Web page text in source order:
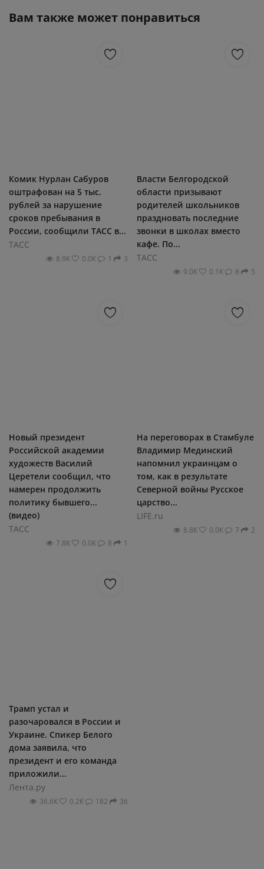
Вам также может понравиться
Комик Нурлан Сабуров
оштрафован на 5 тыс.
рублей за нарушение
сроков пребывания в
России, сообщили ТАСС в...
ТАСС
8.9К 0.0К 1 3
Власти Белгородской
области призывают
родителей школьников
праздновать последние
звонки в школах вместо
кафе. По...
ТАСС
9.0К 0.1К 8 5
Новый президент
Российской академии
художеств Василий
Церетели сообщил, что
намерен продолжить
политику бывшего...
(видео)
ТАСС
7.8К 0.0К 8 1
На переговорах в Стамбуле
Владимир Мединский
напомнил украинцам о
том, как в результате
Северной войны Русское
царство...
LIFE.ru
8.8К 0.0К 7 2
Трамп устал и
разочаровался в России и
Украине. Спикер Белого
дома заявила, что
президент и его команда
приложили...
Лента.ру
36.6К 0.2К 182 36